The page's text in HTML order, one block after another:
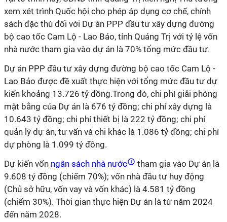
xem xét trình Quốc hội cho phép áp dụng cơ chế, chính
sách đặc thù đối với Dự án PPP đầu tư xây dựng đường
bộ cao tốc Cam Lộ - Lao Bảo, tỉnh Quảng Trị với tỷ lệ vốn
nhà nước tham gia vào dự án là 70% tổng mức đầu tư.
Dự án PPP đầu tư xây dựng đường bộ cao tốc Cam Lộ -
Lao Bảo được đề xuất thực hiện với tổng mức đầu tư dự
kiến khoảng 13.726 tỷ đồng.Trong đó, chi phí giải phóng
mặt bằng của Dự án là 676 tỷ đồng; chi phí xây dựng là
10.643 tỷ đồng; chi phí thiết bị là 222 tỷ đồng; chi phí
quản lý dự án, tư vấn và chi khác là 1.086 tỷ đồng; chi phí
dự phòng là 1.099 tỷ đồng.
Dự kiến vốn ngân sách nhà nước
tham gia vào Dự án là
9.608 tỷ đồng (chiếm 70%); vốn nhà đầu tư huy động
(Chủ sở hữu, vốn vay và vốn khác) là 4.581 tỷ đồng
(chiếm 30%). Thời gian thực hiện Dự án là từ năm 2024
đến năm 2028.